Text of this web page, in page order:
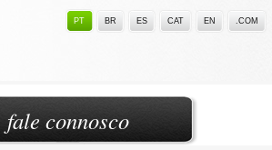
PT BR ES CAT EN .COM
fale connosco